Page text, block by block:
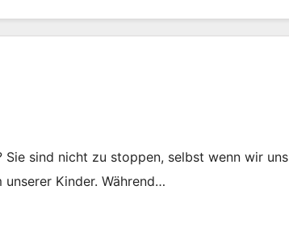
sind nicht zu stoppen, selbst wenn wir uns
Kinder. Während…